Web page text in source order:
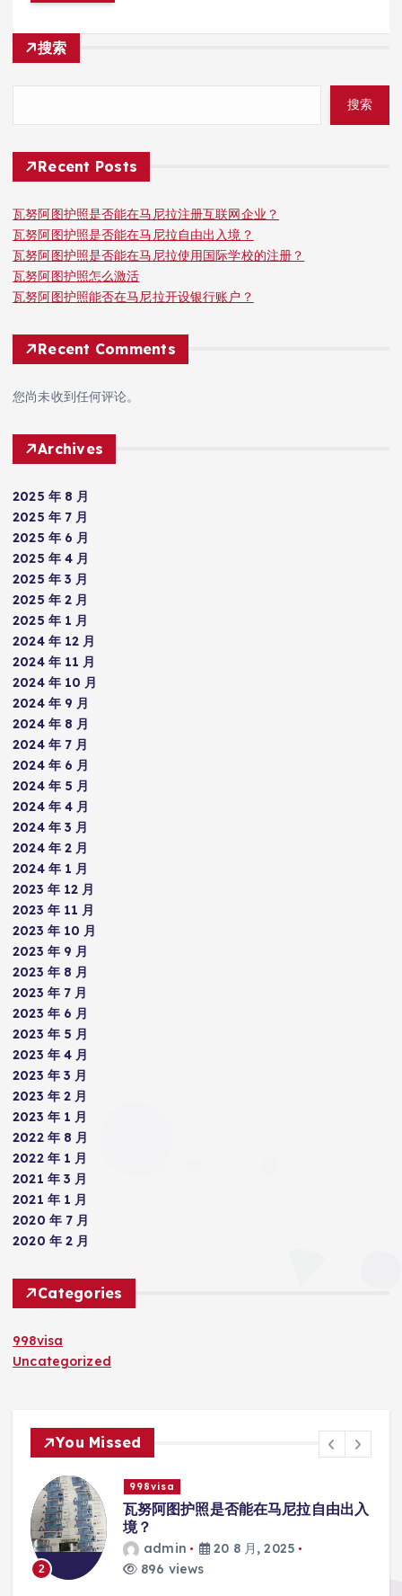
搜索
搜索
Recent Posts
瓦努阿图护照是否能在马尼拉注册互联网企业？
瓦努阿图护照是否能在马尼拉自由出入境？
瓦努阿图护照是否能在马尼拉使用国际学校的注册？
瓦努阿图护照怎么激活
瓦努阿图护照能否在马尼拉开设银行账户？
Recent Comments
您尚未收到任何评论。
Archives
2025 年 8 月
2025 年 7 月
2025 年 6 月
2025 年 4 月
2025 年 3 月
2025 年 2 月
2025 年 1 月
2024 年 12 月
2024 年 11 月
2024 年 10 月
2024 年 9 月
2024 年 8 月
2024 年 7 月
2024 年 6 月
2024 年 5 月
2024 年 4 月
2024 年 3 月
2024 年 2 月
2024 年 1 月
2023 年 12 月
2023 年 11 月
2023 年 10 月
2023 年 9 月
2023 年 8 月
2023 年 7 月
2023 年 6 月
2023 年 5 月
2023 年 4 月
2023 年 3 月
2023 年 2 月
2023 年 1 月
2022 年 8 月
2022 年 1 月
2021 年 3 月
2021 年 1 月
2020 年 7 月
2020 年 2 月
Categories
998visa
Uncategorized
You Missed
3
998visa
瓦努阿图护照是否能在马尼拉使用国际
学校的注册？
admin
20 8 月, 2025
812 views